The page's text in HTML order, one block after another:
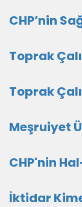
CHP’nin
Toprak
Toprak
Meşruiyet
CHP'nin
İktidar